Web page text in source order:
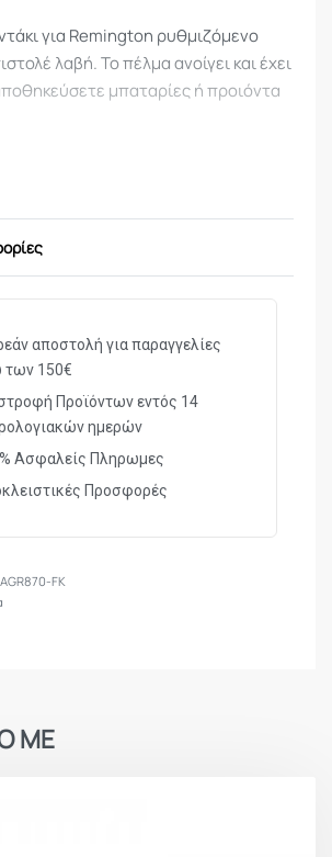
για Remington ρυθμιζόμενο
λαβή. Το πέλμα ανοίγει και έχει
μπαταρίες ή προιόντα
αποστολή για παραγγελίες
των 150€
Προϊόντων εντός 14
ημερών
Ασφαλείς Πληρωμες
Προσφορές
AGR870-FK
ΜΕ